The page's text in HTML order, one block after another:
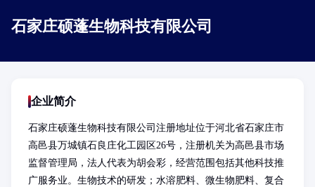
石家庄硕蓬生物科技有限公司
企业简介
石家庄硕蓬生物科技有限公司注册地址位于河北省石家庄市
高邑县万城镇石良庄化工园区26号，注册机关为高邑县市场
监督管理局，法人代表为胡会彩，经营范围包括其他科技推
广服务业。生物技术的研发；水溶肥料、微生物肥料、复合